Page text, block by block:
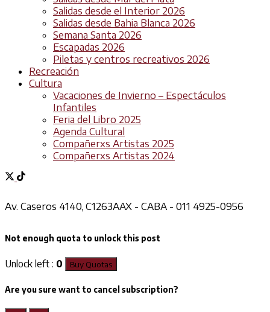
Salidas desde el Interior 2026
Salidas desde Bahia Blanca 2026
Semana Santa 2026
Escapadas 2026
Piletas y centros recreativos 2026
Recreación
Cultura
Vacaciones de Invierno – Espectáculos
Infantiles
Feria del Libro 2025
Agenda Cultural
Compañerxs Artistas 2025
Compañerxs Artistas 2024
Av. Caseros 4140, C1263AAX - CABA - 011 4925-0956
Not enough quota to unlock this post
Unlock left : 0 Buy Quotas
Are you sure want to cancel subscription?